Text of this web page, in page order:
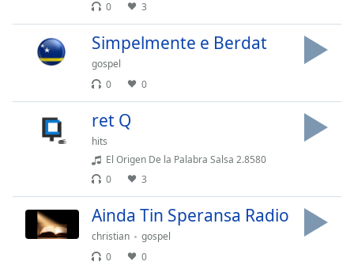
0 3
Simpelmente e Berdat
gospel
0
0
ret Q
hits
El Origen De la Palabra Salsa 2.8580
0
3
Ainda Tin Speransa Radio
christian
gospel
0
0